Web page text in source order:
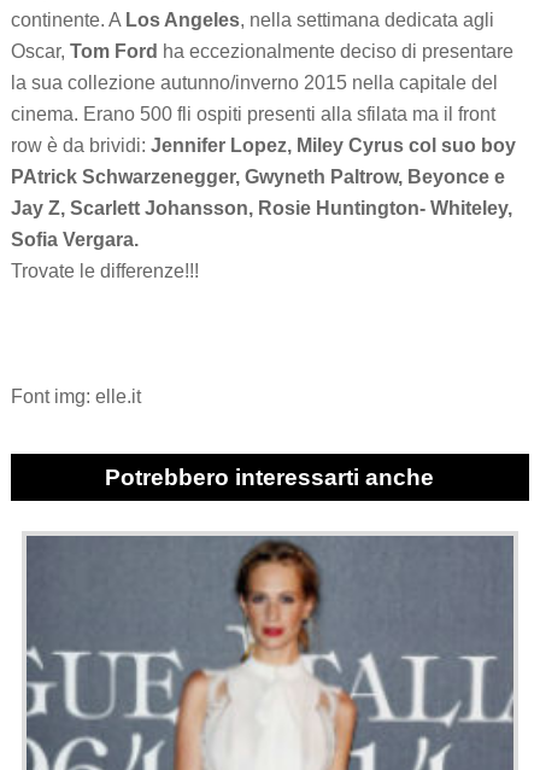
continente. A Los Angeles, nella settimana dedicata agli
Oscar, Tom Ford ha eccezionalmente deciso di presentare
la sua collezione autunno/inverno 2015 nella capitale del
cinema. Erano 500 fli ospiti presenti alla sfilata ma il front
row è da brividi: Jennifer Lopez, Miley Cyrus col suo boy
PAtrick Schwarzenegger, Gwyneth Paltrow, Beyonce e
Jay Z, Scarlett Johansson, Rosie Huntington- Whiteley,
Sofia Vergara.
Trovate le differenze!!!
Font img: elle.it
Potrebbero interessarti anche